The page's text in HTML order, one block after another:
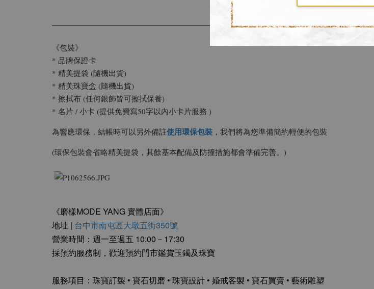
《包裝》
* 品牌保證卡
* 精美提袋 (隨機出貨)
* 精美珠寶盒 (隨機出貨)
* 擦拭布 (任何銀飾皆可擦拭保養)
* 名片 / 小卡 (提供免費寫50字以內小卡片服務 )
為響應環保，結帳時可以另外備註使用環保包裝 ，我們將為您準備簡約輕便的包裝
(環保包裝會省略精美提袋，其餘基本配備及防撞措施都會準備完善。)
《磨樣MODE YANG 實體店面》
地址 | 台中市南屯區大墩五街350號
營業時間：週一至週五 10:00－17:30
採預約服務制，歡迎預約門市鑑賞玉鐲及珠寶
服務項目：珠寶訂製 • 寶石切磨 • 珠寶設計 • 婚戒客製 • 寶石買賣 • 藝術雕塑